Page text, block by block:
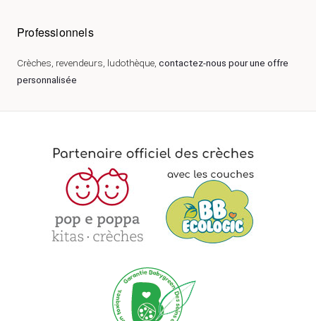
Professionnels
Crèches, revendeurs, ludothèque, contactez-nous pour une offre
personnalisée